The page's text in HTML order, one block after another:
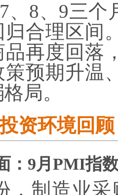
、8、9三个
归合理区间
品再度回落
策预期升温
局。
资环境回顾
：9月PMI指
，制造业